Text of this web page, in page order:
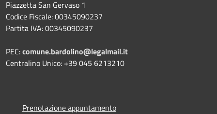
Piazzetta San Gervaso 1
Codice Fiscale: 00345090237
Partita IVA: 00345090237
PEC:comune.bardolino@legalmail.it
Centralino Unico: +39 045 6213210
Prenotazione appuntamento